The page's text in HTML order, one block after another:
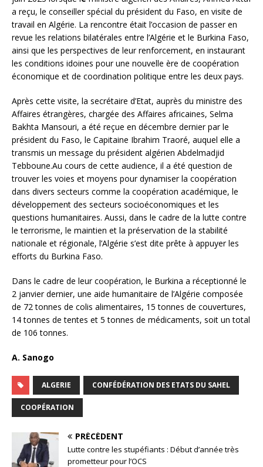
a reçu, le conseiller spécial du président du Faso, en visite de
travail en Algérie. La rencontre était l’occasion de passer en
revue les relations bilatérales entre l’Algérie et le Burkina Faso,
ainsi que les perspectives de leur renforcement, en instaurant
les conditions idoines pour une nouvelle ère de coopération
économique et de coordination politique entre les deux pays.
Après cette visite, la secrétaire d’Etat, auprès du ministre des
Affaires étrangères, chargée des Affaires africaines, Selma
Bakhta Mansouri, a été reçue en décembre dernier par le
président du Faso, le Capitaine Ibrahim Traoré, auquel elle a
transmis un message du président algérien Abdelmadjid
Tebboune.Au cours de cette audience, il a été question de
trouver les voies et moyens pour dynamiser la coopération
dans divers secteurs comme la coopération académique, le
développement des secteurs socioéconomiques et les
questions humanitaires. Aussi, dans le cadre de la lutte contre
le terrorisme, le maintien et la préservation de la stabilité
nationale et régionale, l’Algérie s’est dite prête à appuyer les
efforts du Burkina Faso.
Dans le cadre de leur coopération, le Burkina a réceptionné le
2 janvier dernier, une aide humanitaire de l’Algérie composée
de 72 tonnes de colis alimentaires, 15 tonnes de couvertures,
14 tonnes de tentes et 5 tonnes de médicaments, soit un total
de 106 tonnes.
A. Sanogo
ALGERIE CONFÉDÉRATION DES ETATS DU SAHEL
COOPÉRATION
PRÉCÉDENT
Lutte contre les stupéfiants : Début d’année très
prometteur pour l’OCS